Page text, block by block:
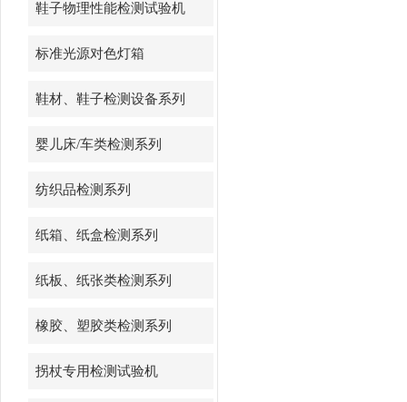
鞋子物理性能检测试验机
标准光源对色灯箱
鞋材、鞋子检测设备系列
婴儿床/车类检测系列
纺织品检测系列
纸箱、纸盒检测系列
纸板、纸张类检测系列
橡胶、塑胶类检测系列
拐杖专用检测试验机